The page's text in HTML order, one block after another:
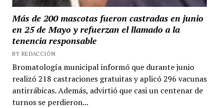
Más de 200 mascotas fueron castradas en junio
en 25 de Mayo y refuerzan el llamado a la
tenencia responsable
BY REDACCIÓN
Bromatología municipal informó que durante junio
realizó 218 castraciones gratuitas y aplicó 296 vacunas
antirrábicas. Además, advirtió que casi un centenar de
turnos se perdieron...